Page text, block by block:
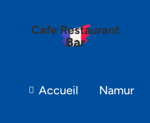
Accueil Namur